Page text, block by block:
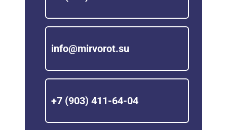
info@mirvorot.su
+7 (903) 411-64-04